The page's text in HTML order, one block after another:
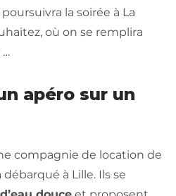
la soirée à La
où on se remplira
…
apéro sur un
compagnie de location de
à Lille. Ils se